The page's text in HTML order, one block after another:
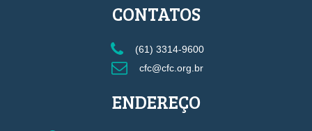
CONTATOS
(61) 3314-9600
cfc@cfc.org.br
ENDEREÇO